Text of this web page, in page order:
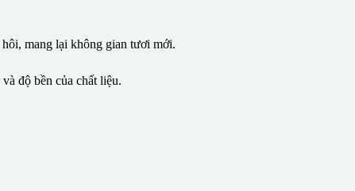
mang lại không gian tươi mới.
độ bền của chất liệu.